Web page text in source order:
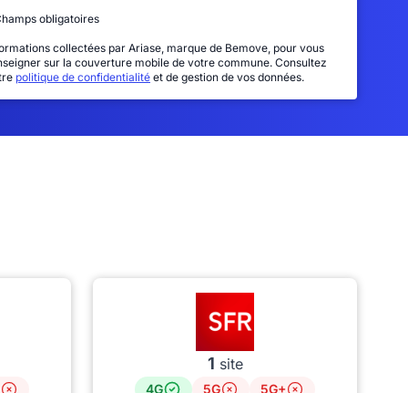
obligatoires
collectées par Ariase, marque de Bemove, pour vous
sur la couverture mobile de votre commune. Consultez
politique de confidentialité et de gestion de vos données.
1 site
4G 5G
5G+